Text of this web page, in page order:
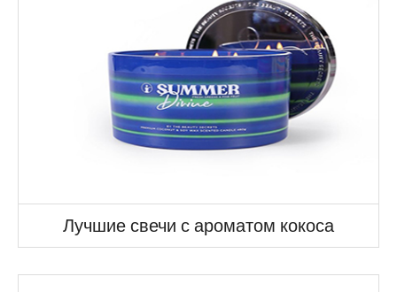
Лучшие свечи с ароматом кокоса